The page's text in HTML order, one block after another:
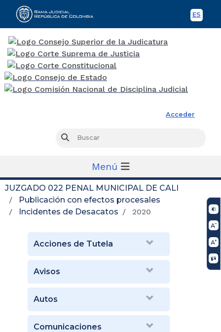
ES
Acceder
Buscar
Menú
JUZGADO 022 PENAL MUNICIPAL DE CALI
Publicación con efectos procesales
Incidentes de Desacatos
2020
Acciones de Tutela
Avisos
Autos
Comunicaciones